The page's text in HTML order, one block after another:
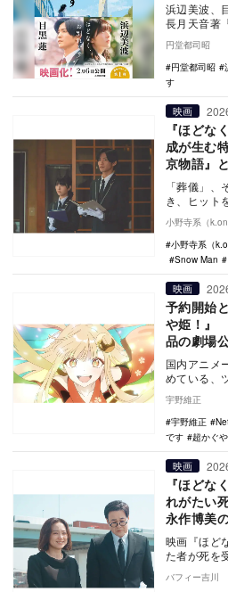
浜辺美波、
長月天音著
うこと）小
円堂都司昭
円堂都司昭
す
映画
『ほどな
成が生む
京物語』
「葬儀」
き、ヒット
別れです』
俳優を出演
小野寺系（
小野寺系（
Snow Man
映画
予約開始
や姫！』
品の劇場
国内アニメ
めている、
日から1週
ジオコロ…
宇野維正
宇野維正
です
超かぐや
映画
『ほどな
れがたい
永作博美
映画『ほど
た者が死を
差しは、役
バフィー吉川